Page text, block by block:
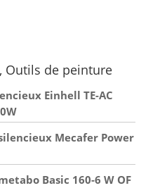
faciliter le déplacement
suffisamment léger pour
Application Large : Le
à la plupart des outils
le gonflage des pneus, la
et la rénovation de la
les cloueuses, les
les clés pneumatiques, les
ciseaux, les pulvérisateurs
etc.
Outils de peinture
Einhell TE-AC
Mecafer Power
Basic 160-6 W OF